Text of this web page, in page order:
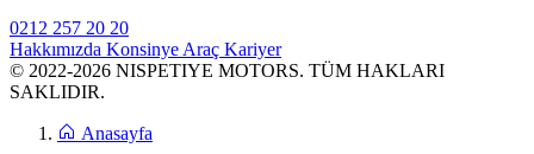
0212 257 20 20
Hakkımızda Konsinye Araç Kariyer
© 2022-2026 NISPETIYE MOTORS. TÜM HAKLARI
SAKLIDIR.
Anasayfa